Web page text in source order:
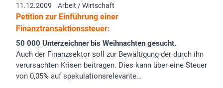
11.12.2009
Arbeit / Wirtschaft
Petition zur Einführung einer
Finanztransaktionssteuer:
50 000 Unterzeichner bis Weihnachten gesucht.
Auch der Finanzsektor soll zur Bewältigung der durch ihn
verursachten Krisen beitragen. Dies kann über eine Steuer
von 0,05% auf spekulationsrelevante…